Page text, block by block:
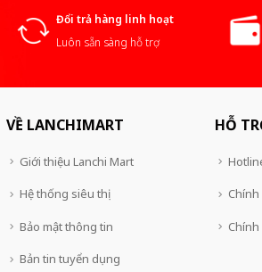
Đổi trả hàng linh hoạt
Luôn sẵn sàng hỗ trợ
VỀ LANCHIMART
Giới thiệu Lanchi Mart
Hệ thống siêu thị
Bảo mật thông tin
Bản tin tuyển dụng
HỖ